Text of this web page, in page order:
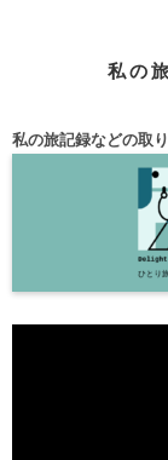
私の
私の旅記録などの取